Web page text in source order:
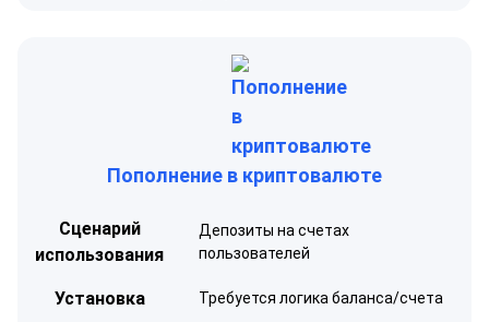
Пополнение в криптовалюте
Сценарий
использования
Депозиты на счетах
пользователей
Установка Требуется логика баланса/счета